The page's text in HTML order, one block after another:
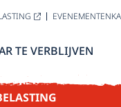
TE VERBLIJVEN